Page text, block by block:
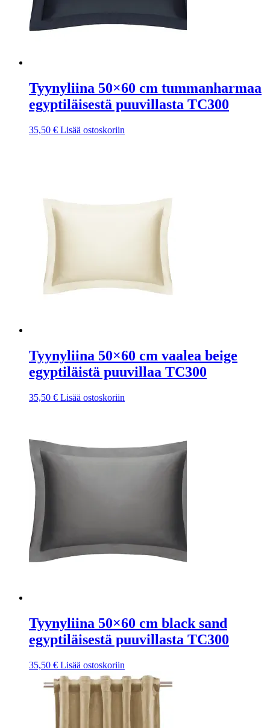
Tyynyliina 50×60 cm tummanharmaa
egyptiläisestä puuvillasta TC300
35,50 € Lisää ostoskoriin
Tyynyliina 50×60 cm vaalea beige
egyptiläistä puuvillaa TC300
35,50 € Lisää ostoskoriin
Tyynyliina 50×60 cm black sand
egyptiläisestä puuvillasta TC300
35,50 € Lisää ostoskoriin